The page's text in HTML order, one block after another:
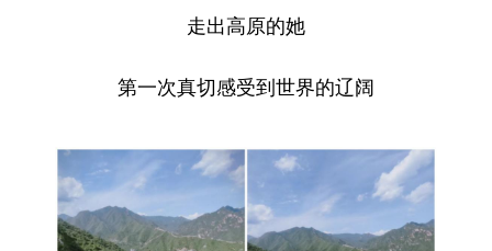
走出高原的她
第一次真切感受到世界的辽阔